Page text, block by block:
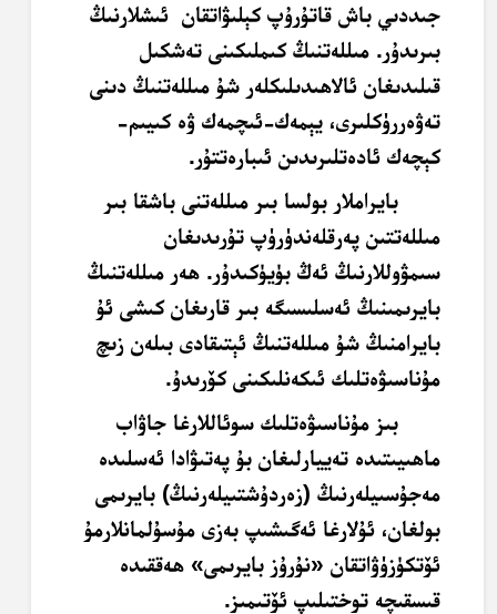
جىددىي باش قاتۇرۇپ كېلىۋاتقان ئىشلارنىڭ
بىرىدۇر. مىللەتنىڭ كىملىكىنى تەشكىل
قىلىدىغان ئالاھىدىلىكلەر شۇ مىللەتنىڭ دىنى
تەۋەررۈكلىرى، يېمەك-ئىچمەك ۋە كىيىم-
كېچەك ئادەتلىرىدىن ئىبارەتتۇر.
بايراملار بولسا بىر مىللەتنى باشقا بىر
مىللەتتىن پەرقلەندۈرۈپ تۇرىدىغان
سىمۋوللارنىڭ ئەڭ بۈيۈكىدۇر. ھەر مىللەتنىڭ
بايرىمىنىڭ ئەسلىسىگە بىر قارىغان كىشى ئۇ
بايرامنىڭ شۇ مىللەتنىڭ ئېتىقادى بىلەن زىچ
مۇناسىۋەتلىك ئىكەنلىكىنى كۆرىدۇ.
بىز مۇناسىۋەتلىك سوئاللارغا جاۋاب
ماھىيىتىدە تەييارلىغان بۇ پەتىۋادا ئەسلىدە
مەجۇسىيلەرنىڭ (زەردۇشتىيلەرنىڭ) بايرىمى
بولغان، ئۇلارغا ئەگىشىپ بەزى مۇسۇلمانلارمۇ
ئۆتكۈزۈۋاتقان «نۇرۇز بايرىمى» ھەققىدە
قىسقىچە توختىلىپ ئۆتىمىز.